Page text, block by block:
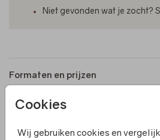
Cookies
Wij gebruiken cookies en
Niet gevonden wat je zocht?
Formaten en prijzen
Productinformatie